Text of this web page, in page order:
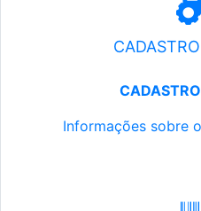
Informações sobre